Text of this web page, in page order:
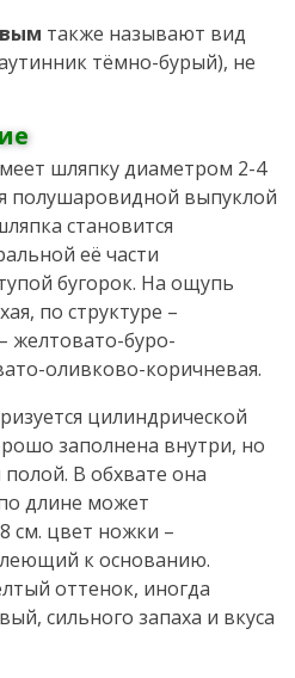
также называют вид
тёмно-бурый), не
шляпку диаметром 2-4
полушаровидной выпуклой
становится
её части
бугорок. На ощупь
по структуре –
желтовато-буро-
оливково-коричневая.
цилиндрической
заполнена внутри, но
В обхвате она
длине может
см. цвет ножки –
к основанию.
оттенок, иногда
сильного запаха и вкуса